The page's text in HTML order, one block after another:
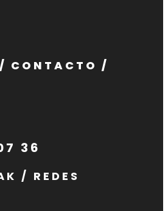
CONTACTO /
36
/ REDES